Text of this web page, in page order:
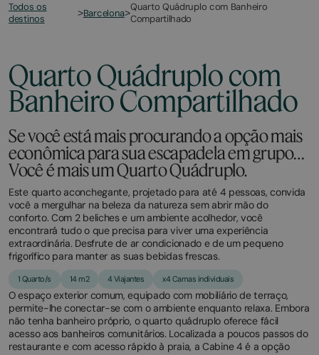
Todos os
destinos
>Barcelona>Quarto Quádruplo com Banheiro
Compartilhado
Quarto Quádruplo com
Banheiro Compartilhado
Se você está mais procurando a opção mais
econômica para sua escapadela em grupo…
Você é mais um Quarto Quádruplo.
Este quarto aconchegante, projetado para até 4 pessoas, convida
você a mergulhar na beleza da natureza sem abrir mão do
conforto. Com 2 beliches e um ambiente acolhedor, você
encontrará tudo o que precisa para viver uma experiência
extraordinária. Desfrute de ar condicionado e de um pequeno
frigorífico para manter as suas bebidas frescas.
1 Quarto/s 14 m2 4 Viajantes x4 Camas individuais
O espaço exterior comum, equipado com mobiliário de terraço,
permite-lhe conectar-se com o ambiente enquanto relaxa. Embora
não tenha banheiro próprio, o quarto quádruplo oferece fácil
acesso aos banheiros comunitários. Localizada a poucos passos do
restaurante e com acesso rápido à praia, a Cabine 4 é a opção